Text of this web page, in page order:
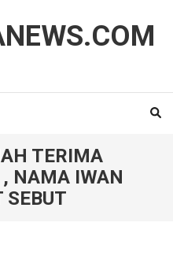
TERIMA
NAMA IWAN
SEBUT